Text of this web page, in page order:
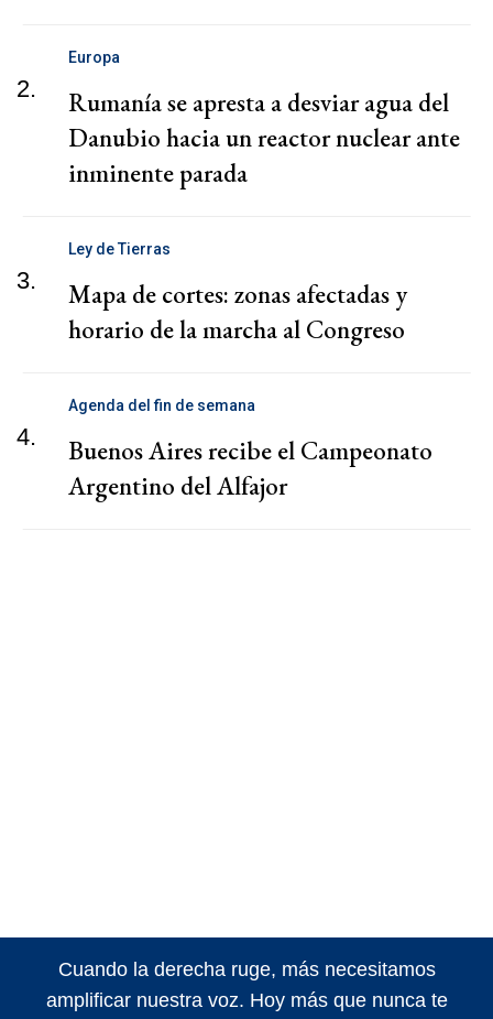
2.
Europa
Rumanía se apresta a desviar agua del
Danubio hacia un reactor nuclear ante
inminente parada
3.
Ley de Tierras
Mapa de cortes: zonas afectadas y
horario de la marcha al Congreso
4.
Agenda del fin de semana
Buenos Aires recibe el Campeonato
Argentino del Alfajor
Cuando la derecha ruge, más necesitamos
amplificar nuestra voz. Hoy más que nunca te